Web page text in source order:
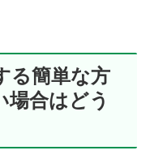
る簡単な方
場合はどう